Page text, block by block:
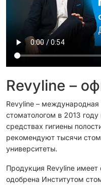
Revyline –
Revyline –
стоматологом в 2013
средствах гигиены
рекомендуют тысячи
университеты.
Продукция Revyline имеет
одобрена Институтом